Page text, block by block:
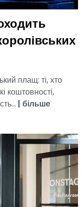
плащ: ті, хто
коштовності,
| більше